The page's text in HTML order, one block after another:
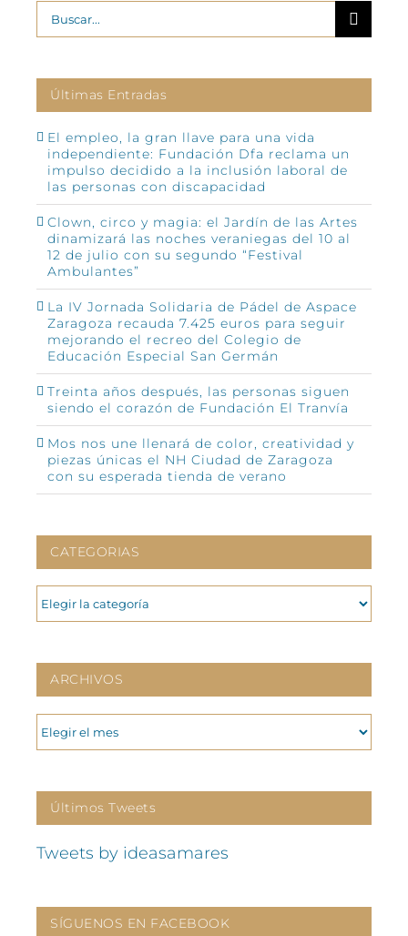
Buscar:
Últimas Entradas
El empleo, la gran llave para una vida
independiente: Fundación Dfa reclama un
impulso decidido a la inclusión laboral de
las personas con discapacidad
Clown, circo y magia: el Jardín de las Artes
dinamizará las noches veraniegas del 10 al
12 de julio con su segundo “Festival
Ambulantes”
La IV Jornada Solidaria de Pádel de Aspace
Zaragoza recauda 7.425 euros para seguir
mejorando el recreo del Colegio de
Educación Especial San Germán
Treinta años después, las personas siguen
siendo el corazón de Fundación El Tranvía
Mos nos une llenará de color, creatividad y
piezas únicas el NH Ciudad de Zaragoza
con su esperada tienda de verano
CATEGORIAS
CATEGORIAS
ARCHIVOS
ARCHIVOS
Últimos Tweets
Tweets by ideasamares
SÍGUENOS EN FACEBOOK